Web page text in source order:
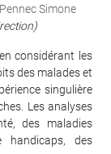
Pennec Simone
considérant les
des malades et
singulière
Les analyses
des maladies
handicaps, des